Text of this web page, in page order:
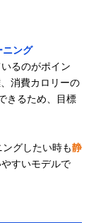
ニング
るのがポイン
消費カロリーの
きるため、目標
グしたい時も静
すいモデルで